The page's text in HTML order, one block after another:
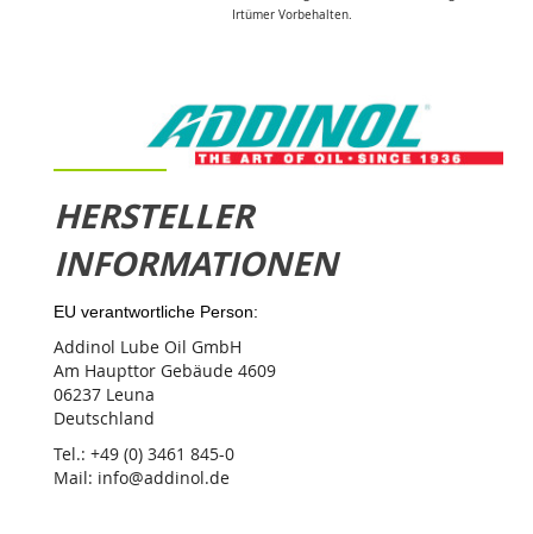
Irtümer Vorbehalten.
HERSTELLER
INFORMATIONEN
EU verantwortliche Person:
Addinol Lube Oil GmbH
Am Haupttor Gebäude 4609
06237 Leuna
Deutschland
Tel.: +49 (0) 3461 845-0
Mail: info@addinol.de